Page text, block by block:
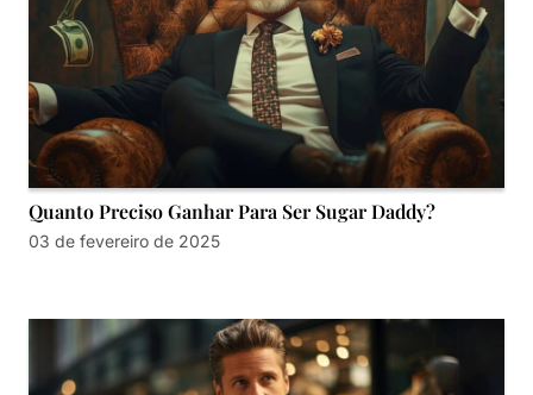
Quanto Preciso Ganhar Para Ser Sugar Daddy?
03 de fevereiro de 2025